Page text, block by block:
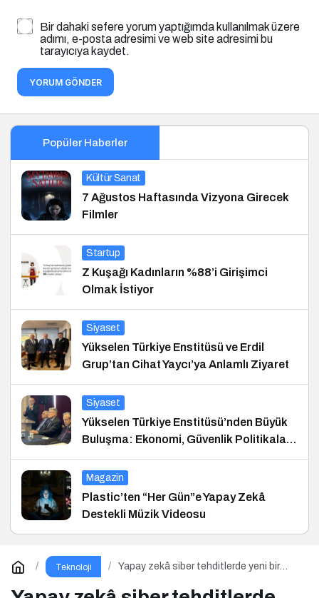
Bir dahaki sefere yorum yaptığımda kullanılmak üzere
adımı, e-posta adresimi ve web site adresimi bu
tarayıcıya kaydet.
YORUM GÖNDER
Popüler Haberler
Kültür Sanat
7 Ağustos Haftasında Vizyona Girecek
Filmler
Startup
Z Kuşağı Kadınların %88’i Girişimci
Olmak İstiyor
Siyaset
Yükselen Türkiye Enstitüsü ve Erdil
Grup’tan Cihat Yaycı’ya Anlamlı Ziyaret
Siyaset
Yükselen Türkiye Enstitüsü’nden Büyük
Buluşma: Ekonomi, Güvenlik Politikaları
ve Hukuk Konferansı
Magazin
Plastic’ten “Her Gün”e Yapay Zekâ
Destekli Müzik Videosu
Teknoloji
Yapay zekâ siber tehditlerde yeni bir